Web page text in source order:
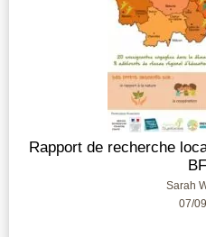
Rapport de recherche
Sarah
07/